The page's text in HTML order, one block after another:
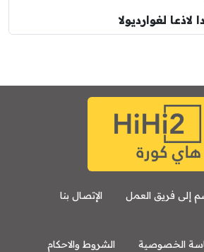
لاذعا لغوارديولا
إلى فريق العمل الإتصال بنا
الخصوصية الشروط والاحكام